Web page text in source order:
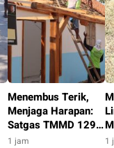
Menembus Terik,
Menjaga Harapan:
Satgas TMMD 129
Bojonegoro dan
1 jam 1